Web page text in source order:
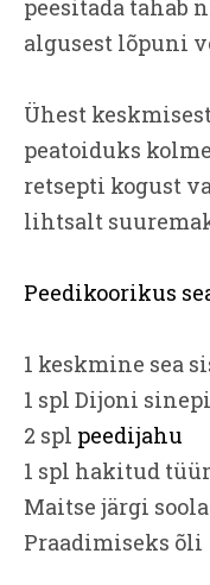
peesitada
algusest lõpuni
Ühest
peatoiduks
retsepti kogust
lihtsalt
Peedikoorikus
1 keskmine sea
1 spl Dijoni
2 spl peedijahu
1 spl hakitud
Maitse järgi
Praadimiseks õli